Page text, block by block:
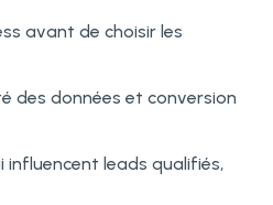
avant de choisir les
des données et conversion
influencent leads qualifiés,